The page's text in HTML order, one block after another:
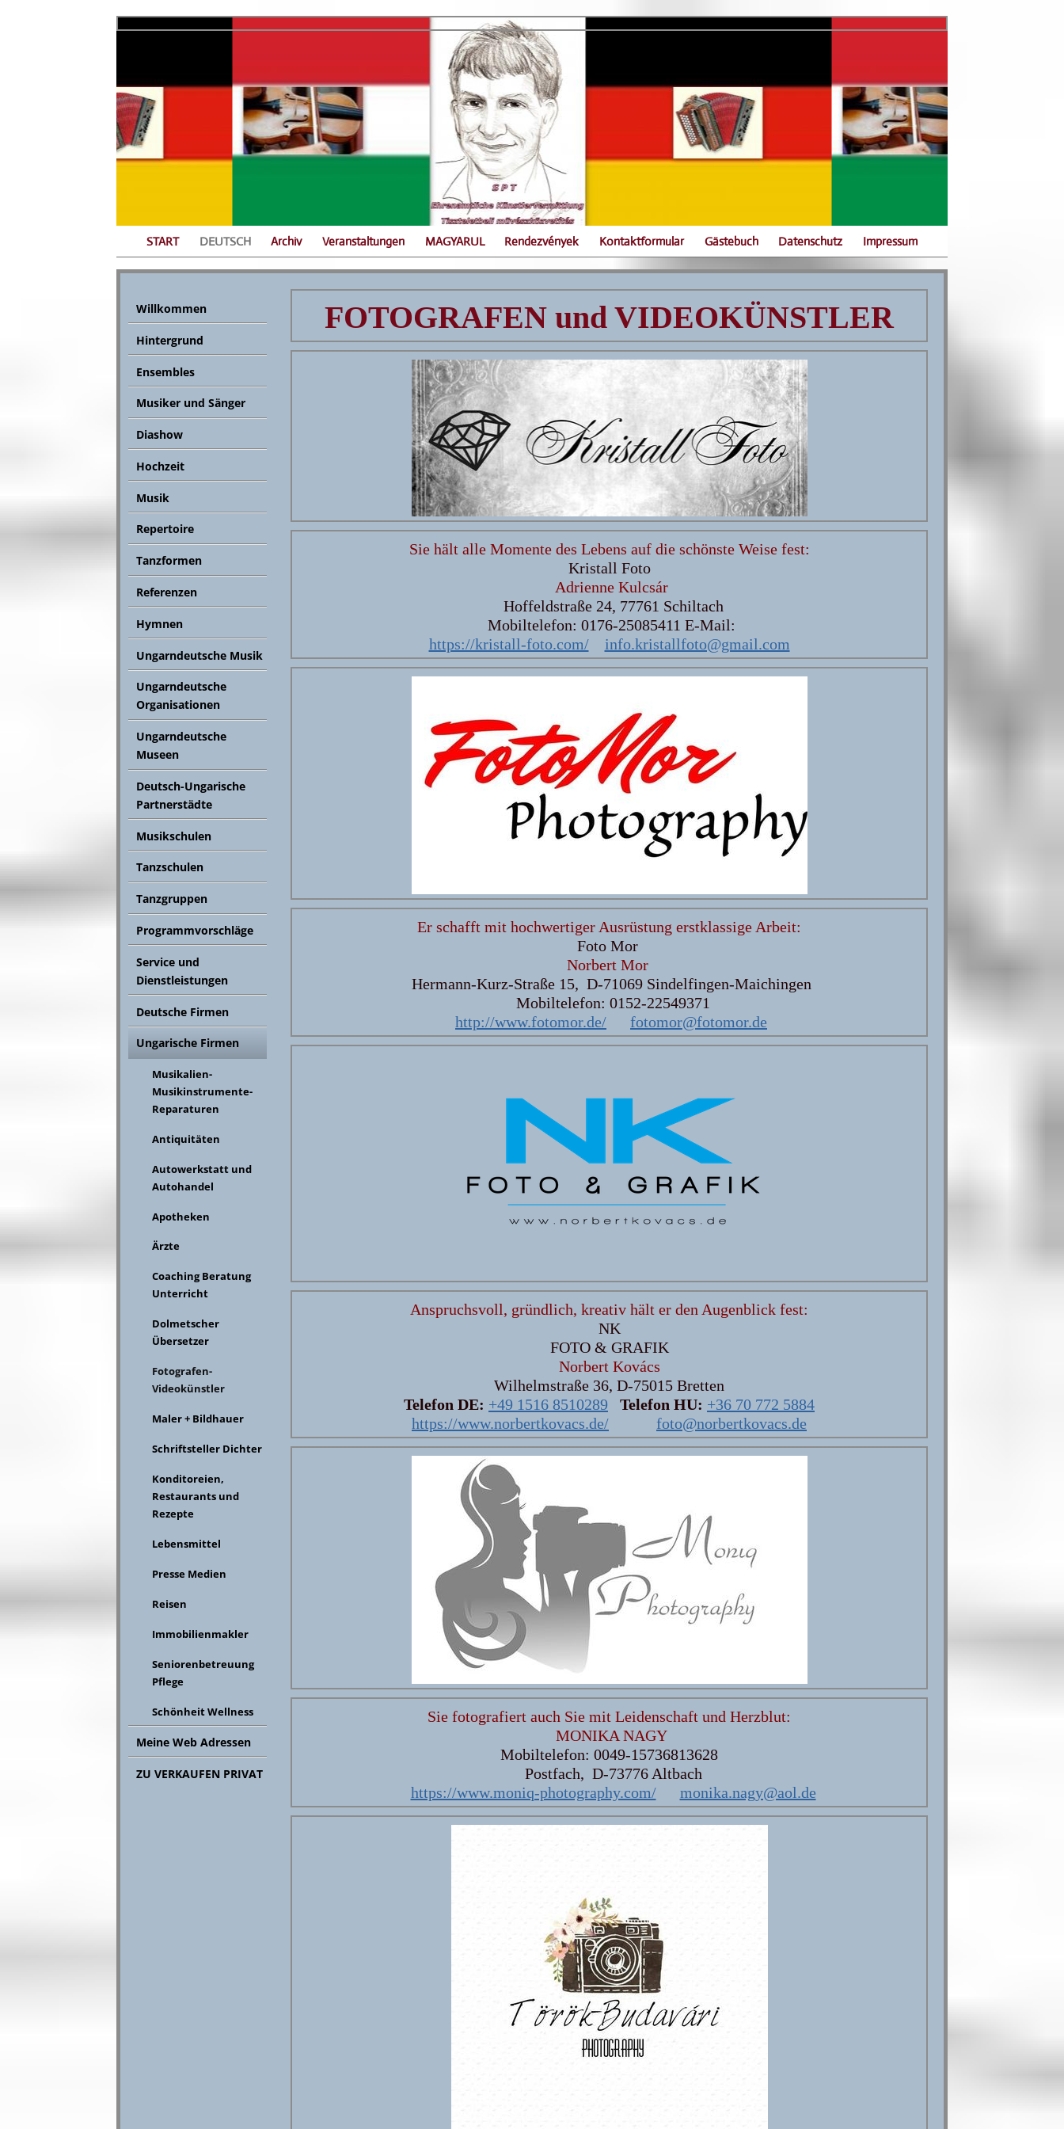
START DEUTSCH Archiv Veranstaltungen MAGYARUL Rendezvények Kontaktformular Gästebuch Datenschutz Impressum
Willkommen
Hintergrund
Ensembles
Musiker und Sänger
Diashow
Hochzeit
Musik
Repertoire
Tanzformen
Referenzen
Hymnen
Ungarndeutsche Musik
Ungarndeutsche
Organisationen
Ungarndeutsche
Museen
Deutsch-Ungarische
Partnerstädte
Musikschulen
Tanzschulen
Tanzgruppen
Programmvorschläge
Service und
Dienstleistungen
Deutsche Firmen
Ungarische Firmen
Musikalien-
Musikinstrumente-
Reparaturen
Antiquitäten
Autowerkstatt und
Autohandel
Apotheken
Ärzte
Coaching Beratung
Unterricht
Dolmetscher
Übersetzer
Fotografen-
Videokünstler
Maler + Bildhauer
Schriftsteller Dichter
Konditoreien,
Restaurants und
Rezepte
Lebensmittel
Presse Medien
Reisen
Immobilienmakler
Seniorenbetreuung
Pflege
Schönheit Wellness
Meine Web Adressen
ZU VERKAUFEN PRIVAT
FOTOGRAFEN und VIDEOKÜNSTLER
Sie hält alle Momente des Lebens auf die schönste Weise fest:
Kristall Foto
Adrienne Kulcsár
Hoffeldstraße 24, 77761 Schiltach
Mobiltelefon: 0176-25085411 E-Mail:
https://kristall-foto.com/
info.kristallfoto@gmail.com
Er schafft mit hochwertiger Ausrüstung erstklassige Arbeit:
Foto Mor
Norbert Mor
Hermann-Kurz-Straße 15, D-71069 Sindelfingen-Maichingen
Mobiltelefon: 0152-22549371
http://www.fotomor.de/
fotomor@fotomor.de
Anspruchsvoll, gründlich, kreativ hält er den Augenblick fest:
NK
FOTO & GRAFIK
Norbert Kovács
Wilhelmstraße 36, D-75015 Bretten
Telefon DE: +49 1516 8510289 Telefon HU: +36 70 772 5884
https://www.norbertkovacs.de/
foto@norbertkovacs.de
Sie fotografiert auch Sie mit Leidenschaft und Herzblut:
MONIKA NAGY
Mobiltelefon: 0049-15736813628
Postfach, D-73776 Altbach
https://www.moniq-photography.com/
monika.nagy@aol.de